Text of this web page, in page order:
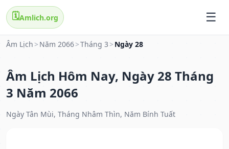
🗓️Amlich.org
Âm Lịch > Năm 2066>Tháng 3 > Ngày 28
Âm Lịch Hôm Nay, Ngày 28 Tháng
3 Năm 2066
Ngày Tân Mùi, Tháng Nhâm Thìn, Năm Bính Tuất